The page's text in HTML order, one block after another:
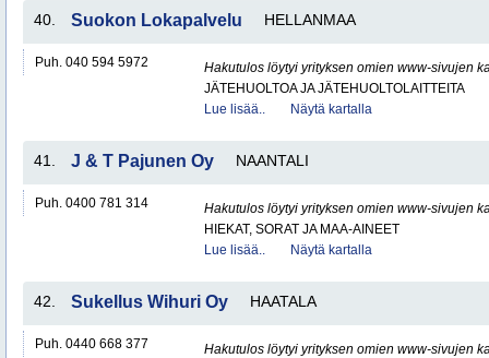
40. Suokon Lokapalvelu HELLANMAA
Puh. 040 594 5972
Hakutulos löytyi yrityksen omien www-sivujen
JÄTEHUOLTOA JA JÄTEHUOLTOLAITTEITA
Lue lisää..
Näytä kartalla
41. J & T Pajunen Oy NAANTALI
Puh. 0400 781 314
Hakutulos löytyi yrityksen omien www-sivujen
HIEKAT, SORAT JA MAA-AINEET
Lue lisää..
Näytä kartalla
42. Sukellus Wihuri Oy HAATALA
Puh. 0440 668 377
Hakutulos löytyi yrityksen omien www-sivujen